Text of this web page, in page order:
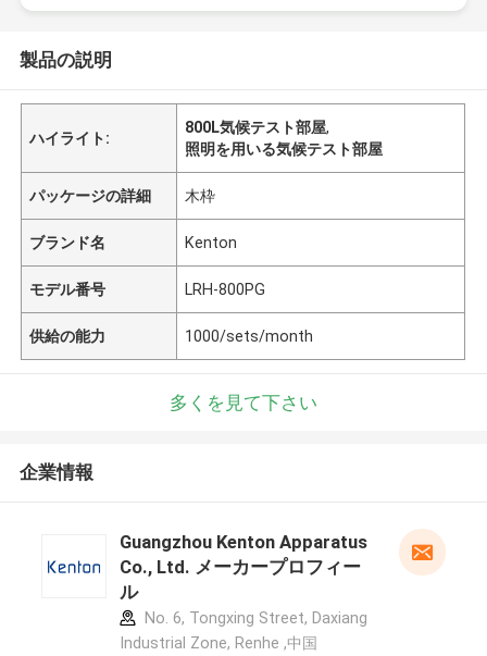
製品の説明
ハイライト:
800L気候テスト部屋,
照明を用いる気候テスト部屋
パッケージの詳細 木枠
ブランド名 Kenton
モデル番号 LRH-800PG
供給の能力 1000/sets/month
多くを見て下さい
企業情報
Guangzhou Kenton Apparatus
Co., Ltd. メーカープロフィー
ル
No. 6, Tongxing Street, Daxiang
Industrial Zone, Renhe ,中国